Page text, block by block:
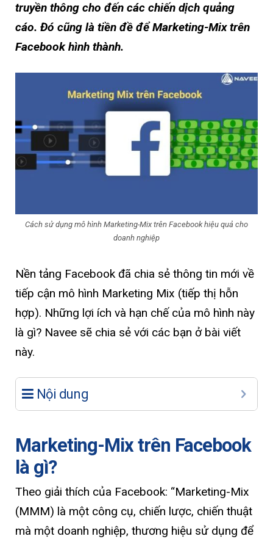
truyền thông cho đến các chiến dịch quảng
cáo. Đó cũng là tiền đề để Marketing-Mix trên
Facebook hình thành.
Cách sử dụng mô hình Marketing-Mix trên Facebook hiệu quả cho
doanh nghiệp
Nền tảng Facebook đã chia sẻ thông tin mới về
tiếp cận mô hình Marketing Mix (tiếp thị hỗn
hợp). Những lợi ích và hạn chế của mô hình này
là gì? Navee sẽ chia sẻ với các bạn ở bài viết
này.
Nội dung
Marketing-Mix trên Facebook
là gì?
Theo giải thích của Facebook: “Marketing-Mix
(MMM) là một công cụ, chiến lược, chiến thuật
mà một doanh nghiệp, thương hiệu sử dụng để